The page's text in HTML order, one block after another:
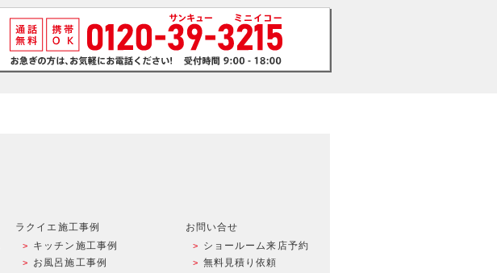
ラクイエ施工事例
キッチン施工事例
お風呂施工事例
お問い合せ
ショールーム来店予約
無料見積り依頼